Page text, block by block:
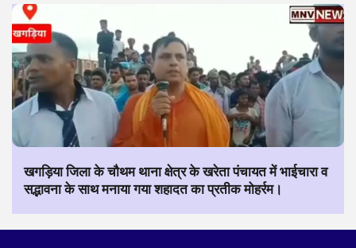
खगड़िया जिला के चौथम थाना क्षेत्र के खरेता पंचायत में भाईचारा व
सद्भावना के साथ मनाया गया शहादत का प्रतीक मोहर्रम।